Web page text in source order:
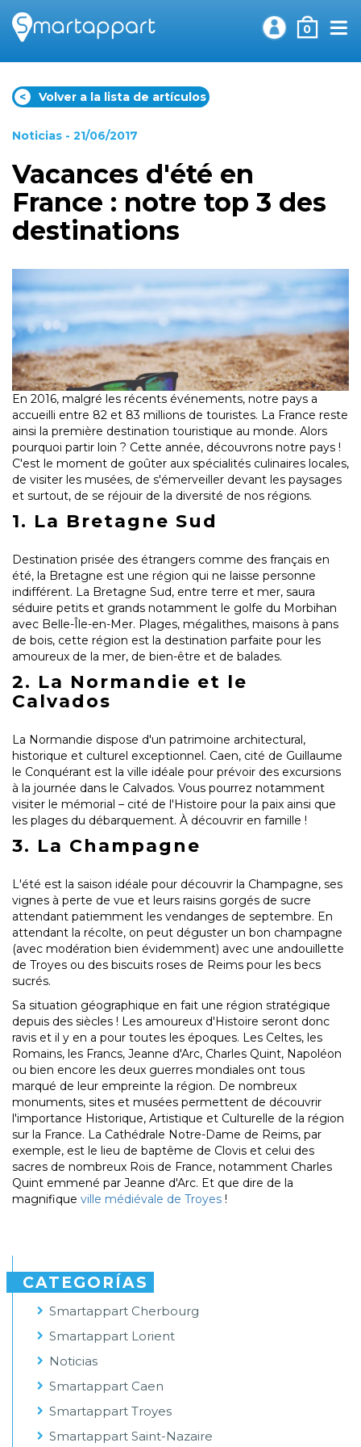
0
< Volver a la lista de artículos
Noticias - 21/06/2017
Vacances d'été en
France : notre top 3 des
destinations
En 2016, malgré les récents événements, notre pays a
accueilli entre 82 et 83 millions de touristes. La France reste
ainsi la première destination touristique au monde. Alors
pourquoi partir loin ? Cette année, découvrons notre pays !
C'est le moment de goûter aux spécialités culinaires locales,
de visiter les musées, de s'émerveiller devant les paysages
et surtout, de se réjouir de la diversité de nos régions.
1. La Bretagne Sud
Destination prisée des étrangers comme des français en
été, la Bretagne est une région qui ne laisse personne
indifférent. La Bretagne Sud, entre terre et mer, saura
séduire petits et grands notamment le golfe du Morbihan
avec Belle-Île-en-Mer. Plages, mégalithes, maisons à pans
de bois, cette région est la destination parfaite pour les
amoureux de la mer, de bien-être et de balades.
2. La Normandie et le
Calvados
La Normandie dispose d'un patrimoine architectural,
historique et culturel exceptionnel. Caen, cité de Guillaume
le Conquérant est la ville idéale pour prévoir des excursions
à la journée dans le Calvados. Vous pourrez notamment
visiter le mémorial – cité de l'Histoire pour la paix ainsi que
les plages du débarquement. À découvrir en famille !
3. La Champagne
L'été est la saison idéale pour découvrir la Champagne, ses
vignes à perte de vue et leurs raisins gorgés de sucre
attendant patiemment les vendanges de septembre. En
attendant la récolte, on peut déguster un bon champagne
(avec modération bien évidemment) avec une andouillette
de Troyes ou des biscuits roses de Reims pour les becs
sucrés.
Sa situation géographique en fait une région stratégique
depuis des siècles ! Les amoureux d'Histoire seront donc
ravis et il y en a pour toutes les époques. Les Celtes, les
Romains, les Francs, Jeanne d'Arc, Charles Quint, Napoléon
ou bien encore les deux guerres mondiales ont tous
marqué de leur empreinte la région. De nombreux
monuments, sites et musées permettent de découvrir
l'importance Historique, Artistique et Culturelle de la région
sur la France. La Cathédrale Notre-Dame de Reims, par
exemple, est le lieu de baptême de Clovis et celui des
sacres de nombreux Rois de France, notamment Charles
Quint emmené par Jeanne d'Arc. Et que dire de la
magnifique ville médiévale de Troyes !
CATEGORÍAS
Smartappart Cherbourg
Smartappart Lorient
Noticias
Smartappart Caen
Smartappart Troyes
Smartappart Saint-Nazaire